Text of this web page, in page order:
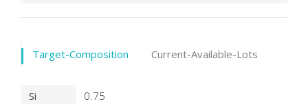
Target-Composition Current-Available-Lots
Détails du produit virtuel
Si
0.75